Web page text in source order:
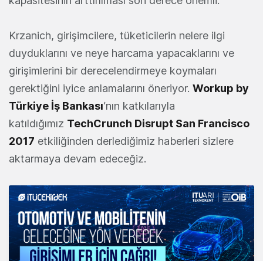
Krzanich, girişimcilere, tüketicilerin nelere ilgi
duyduklarını ve neye harcama yapacaklarını ve
girişimlerini bir derecelendirmeye koymaları
gerektiğini iyice anlamalarını öneriyor. Workup by
Türkiye İş Bankası‘nın katkılarıyla
katıldığımız TechCrunch Disrupt San Francisco
2017 etkiliğinden derlediğimiz haberleri sizlere
aktarmaya devam edeceğiz.